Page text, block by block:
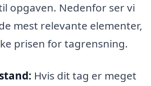
opgaven. Nedenfor ser vi
mest relevante elementer,
prisen for tagrensning.
Hvis dit tag er meget